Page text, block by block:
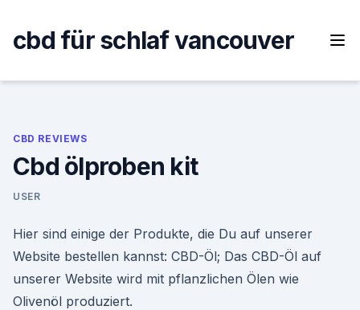
content
cbd für schlaf vancouver
CBD REVIEWS
Cbd ölproben kit
USER
Hier sind einige der Produkte, die Du auf unserer
Website bestellen kannst: CBD-Öl; Das CBD-Öl auf
unserer Website wird mit pflanzlichen Ölen wie
Olivenöl produziert.